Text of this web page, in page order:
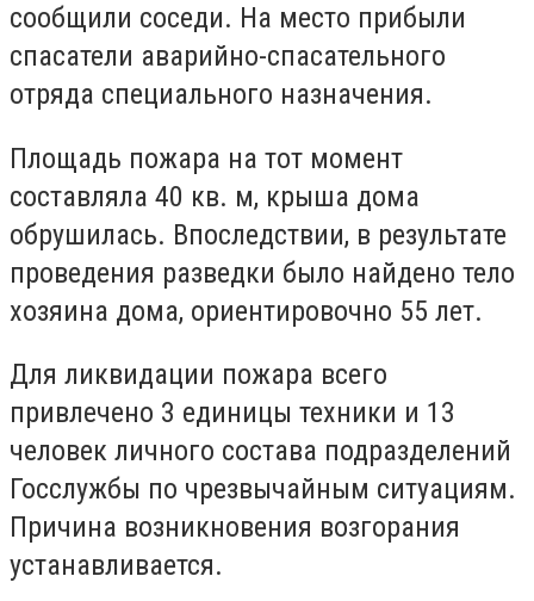
сообщили соседи. На место прибыли
спасатели аварийно-спасательного
отряда специального назначения.
Площадь пожара на тот момент
составляла 40 кв. м, крыша дома
обрушилась. Впоследствии, в результате
проведения разведки было найдено тело
хозяина дома, ориентировочно 55 лет.
Для ликвидации пожара всего
привлечено 3 единицы техники и 13
человек личного состава подразделений
Госслужбы по чрезвычайным ситуациям.
Причина возникновения возгорания
устанавливается.